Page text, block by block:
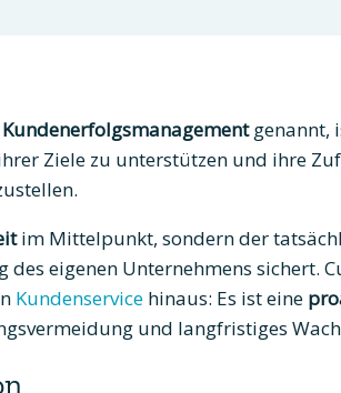
Kundenerfolgsmanagementgenannt,
Ziele zu unterstützen und ihre
im Mittelpunkt, sondern der
eigenen Unternehmens sichert.
Kundenservice hinaus: Es ist eine
und langfristiges